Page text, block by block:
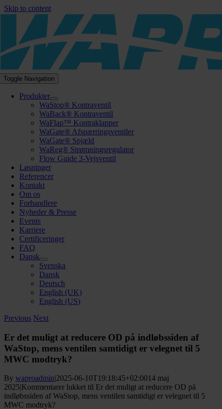
Skip to content
Toggle Navigation
Produkter
WaStop® Kontraventil
WaBack® Kontraventil
WaFlap™ Kontraklapper
WaGate® Afspærringsventiler
WaGate® Spjæld
WaReg® Strømningsregulator
Flow Guide 3-Vejsventil
Løsninger
Referencer
Kontakt
Om os
Forhandlere
Nyheder & Presse
Events
Karriere
Certificeringer
FAQ
Dansk
Svenska
Dansk
Deutsch
English (UK)
English (US)
Previous Next
Er det muligt at reducere OD på indløbssiden af
WaStop, mens ventilen samtidigt er velegnet til 5
MWC modtryk?
By waproadmin|2025-06-10T19:18:45+02:0014 maj
2025|Kommentarer lukket til Er det muligt at reducere OD på
indløbssiden af WaStop, mens ventilen samtidigt er velegnet til 5
MWC modtryk?